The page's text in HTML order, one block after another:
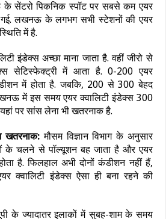
सेंटरो पिकनिक स्पॉट पर सबसे कम एयर
गई. लखनऊ के लगभग सभी स्टेशनों की एयर
में है.
इंडेक्स अच्छा माना जाता है. वहीं जीरो से
सेटिस्फेक्ट्री में आता है. 0-200 एयर
में होता है. जबकि, 200 से 300 बेहद
में इस समय एयर क्वालिटी इंडेक्स 300
पर सांस लेना भी खतरनाक है.
खतरनाक:मौसम विज्ञान विभाग के अनुसार
के चलने से पॉल्यूशन बह जाता है और एयर
है. फिलहाल अभी दोनों कंडीशन नहीं हैं,
क्वालिटी इंडेक्स ऐसा ही बना रहने की
के ज्यादातर इलाकों में सुबह-शाम के समय